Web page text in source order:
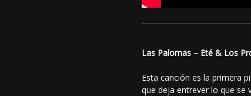
Las Palomas – Eté & Los
Esta canción es la primera
que deja entrever lo que se